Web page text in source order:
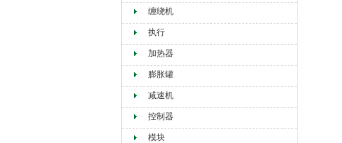
缠绕机
执行
加热器
膨胀罐
减速机
控制器
模块